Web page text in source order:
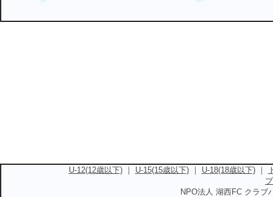
U-12(12歳以下)｜ U-15(15歳以下)｜ U-18(18歳以下)｜
NPO法人 湖西FC クラ